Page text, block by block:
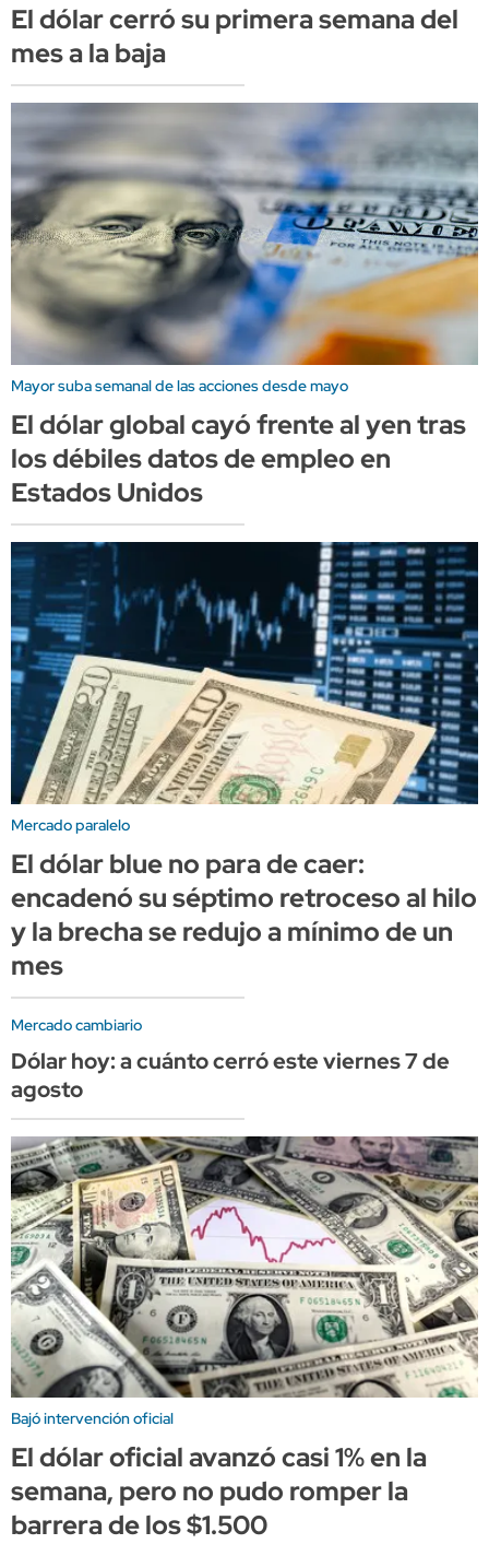
El dólar cerró su primera semana del
mes a la baja
Mayor suba semanal de las acciones desde mayo
El dólar global cayó frente al yen tras
los débiles datos de empleo en
Estados Unidos
Mercado paralelo
El dólar blue no para de caer:
encadenó su séptimo retroceso al hilo
y la brecha se redujo a mínimo de un
mes
Mercado cambiario
Dólar hoy: a cuánto cerró este viernes 7 de
agosto
Bajó intervención oficial
El dólar oficial avanzó casi 1% en la
semana, pero no pudo romper la
barrera de los $1.500